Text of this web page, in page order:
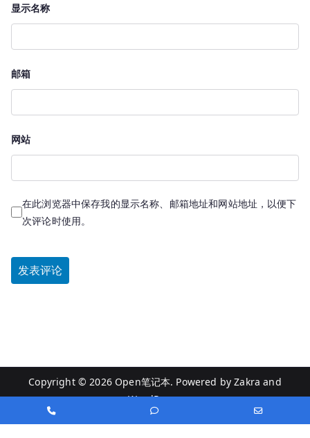
显示名称
邮箱
网站
在此浏览器中保存我的显示名称、邮箱地址和网站地址，以便下
次评论时使用。
Copyright © 2026 Open笔记本. Powered byZakra and
WordPress.
Number
Number
Address